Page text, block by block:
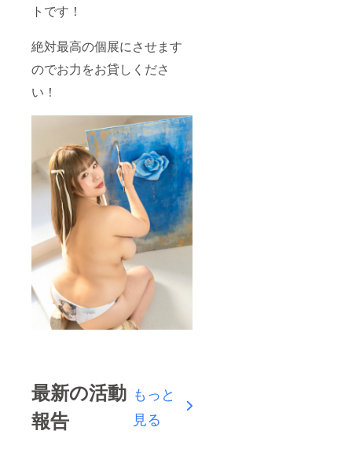
トです！
絶対最高の個展にさせます
のでお力をお貸しくださ
い！
最新の活動
報告
もっと
見る